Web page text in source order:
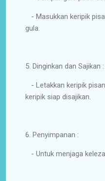
- Masukkan keripik
gula.
5. Dinginkan dan Sajikan :
- Letakkan keripik
keripik siap disajikan.
6. Penyimpanan :
- Untuk menjaga